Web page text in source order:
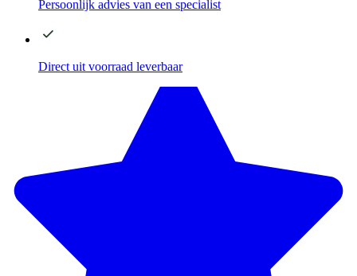
Persoonlijk advies van een specialist
Direct uit voorraad leverbaar